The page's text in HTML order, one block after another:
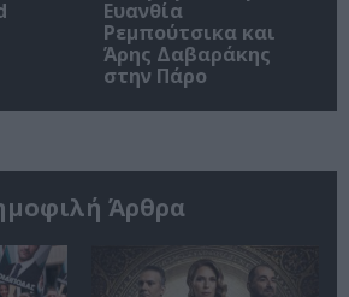
Ευανθία
Ρεμπούτσικα και
Άρης Δαβαράκης
στην Πάρο
Άρθρα